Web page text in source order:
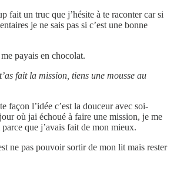
fait un truc que j’hésite à te raconter car si
je ne sais pas si c’est une bonne
payais en chocolat.
fait la mission, tiens une mousse au
façon l’idée c’est la douceur avec soi-
où jai échoué à faire une mission, je me
que j’avais fait de mon mieux.
ne pas pouvoir sortir de mon lit mais rester